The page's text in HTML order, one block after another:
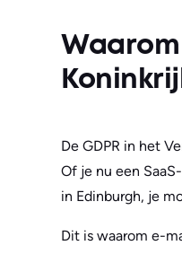
De GDPR in het
Of je nu een
in Edinburgh, je
Dit is waarom e-